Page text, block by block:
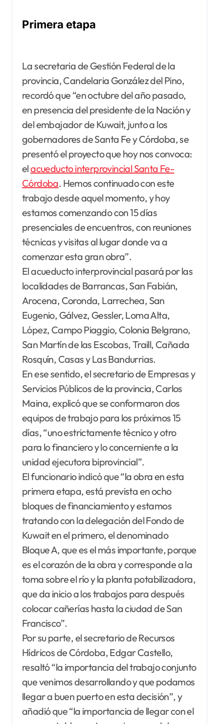
Primera etapa
La secretaria de Gestión Federal de la
provincia, Candelaria González del Pino,
recordó que “en octubre del año pasado,
en presencia del presidente de la Nación y
del embajador de Kuwait, junto a los
gobernadores de Santa Fe y Córdoba, se
presentó el proyecto que hoy nos convoca:
elacueducto interprovincial Santa Fe-
Córdoba. Hemos continuado con este
trabajo desde aquel momento, y hoy
estamos comenzando con 15 días
presenciales de encuentros, con reuniones
técnicas y visitas al lugar donde va a
comenzar esta gran obra”.
El acueducto interprovincial pasará por las
localidades de Barrancas, San Fabián,
Arocena, Coronda, Larrechea, San
Eugenio, Gálvez, Gessler, Loma Alta,
López, Campo Piaggio, Colonia Belgrano,
San Martín de las Escobas, Traill, Cañada
Rosquín, Casas y Las Bandurrias.
En ese sentido, el secretario de Empresas y
Servicios Públicos de la provincia, Carlos
Maina, explicó que se conformaron dos
equipos de trabajo para los próximos 15
días, “uno estrictamente técnico y otro
para lo financiero y lo concerniente a la
unidad ejecutora biprovincial”.
El funcionario indicó que “la obra en esta
primera etapa, está prevista en ocho
bloques de financiamiento y estamos
tratando con la delegación del Fondo de
Kuwait en el primero, el denominado
Bloque A, que es el más importante, porque
es el corazón de la obra y corresponde a la
toma sobre el río y la planta potabilizadora,
que da inicio a los trabajos para después
colocar cañerías hasta la ciudad de San
Francisco”.
Por su parte, el secretario de Recursos
Hídricos de Córdoba, Edgar Castello,
resaltó “la importancia del trabajo conjunto
que venimos desarrollando y que podamos
llegar a buen puerto en esta decisión”, y
añadió que “la importancia de llegar con el